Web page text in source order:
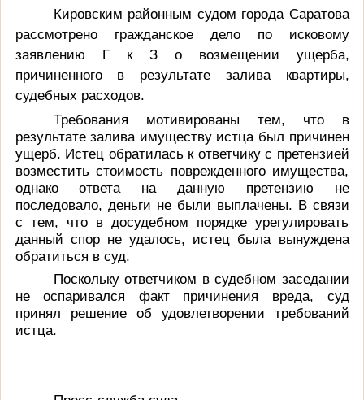
Кировским районным судом города Саратова
рассмотрено гражданское дело по исковому
заявлению Г к З о возмещении ущерба,
причиненного в результате залива квартиры,
судебных расходов.
Требования мотивированы тем, что в
результате залива имуществу истца был причинен
ущерб. Истец обратилась к ответчику с претензией
возместить стоимость поврежденного имущества,
однако ответа на данную претензию не
последовало, деньги не были выплачены. В связи
с тем, что в досудебном порядке урегулировать
данный спор не удалось, истец была вынуждена
обратиться в суд.
Поскольку ответчиком в судебном заседании
не оспаривался факт причинения вреда, суд
принял решение об удовлетворении требований
истца.